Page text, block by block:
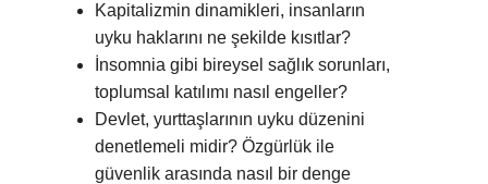
Kapitalizmin dinamikleri, insanların
uyku haklarını ne şekilde kısıtlar?
İnsomnia gibi bireysel sağlık sorunları,
toplumsal katılımı nasıl engeller?
Devlet, yurttaşlarının uyku düzenini
denetlemeli midir? Özgürlük ile
güvenlik arasında nasıl bir denge